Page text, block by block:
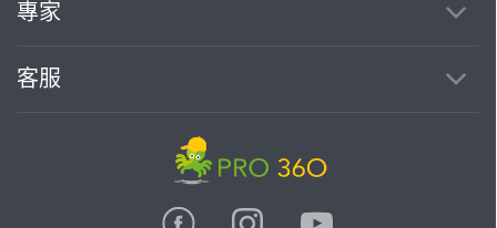
專家
客服